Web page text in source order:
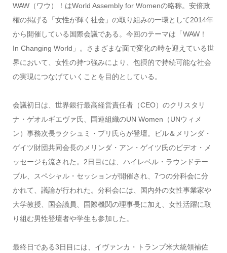
WAW（ワウ）！はWorld Assembly for Womenの略称。安倍政
権の掲げる「女性が輝く社会」の取り組みの一環として2014年
から開催している国際会議である。今回のテーマは「WAW！
In Changing World」。さまざまな面で変化の時を迎えている世
界において、女性の持つ強みにより、包摂的で持続可能な社会
の実現につなげていくことを目的としている。
会議初日は、世界銀行最高経営責任者（CEO）のクリスタリ
ナ・ゲオルギエヴァ氏、国連組織のUN Women（UNウィメ
ン）事務次長ラクシュミ・プリ氏らが登壇。ビル＆メリンダ・
ゲイツ財団共同会長のメリンダ・アン・ゲイツ氏のビデオ・メ
ッセージも流された。2日目には、ハイレベル・ラウンドテー
ブル、スペシャル・セッションが開催され、7つの分科会に分
かれて、議論が行われた。分科会には、国内外の女性事業家や
大学教授、国会議員、国際機関の理事長に加え、女性活躍に取
り組む男性登壇者や学生も参加した。
最終日である3日目には、イヴァンカ・トランプ米大統領補佐